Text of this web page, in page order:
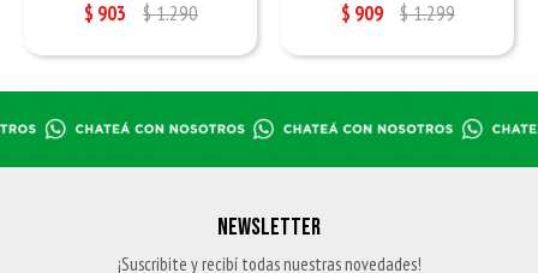
$ 903 $1.290 $ 909 $1.299
NEWSLETTER
¡Suscribite y recibí todas nuestras novedades!